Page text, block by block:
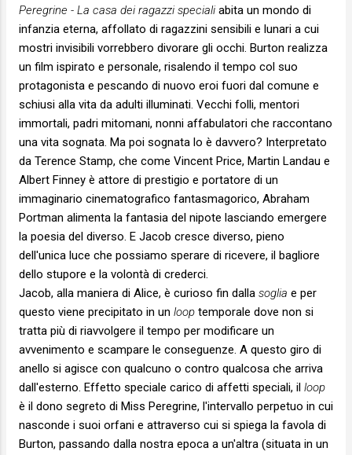
Peregrine - La casa dei ragazzi speciali abita un mondo di
infanzia eterna, affollato di ragazzini sensibili e lunari a cui
mostri invisibili vorrebbero divorare gli occhi. Burton realizza
un film ispirato e personale, risalendo il tempo col suo
protagonista e pescando di nuovo eroi fuori dal comune e
schiusi alla vita da adulti illuminati. Vecchi folli, mentori
immortali, padri mitomani, nonni affabulatori che raccontano
una vita sognata. Ma poi sognata lo è davvero? Interpretato
da Terence Stamp, che come Vincent Price, Martin Landau e
Albert Finney è attore di prestigio e portatore di un
immaginario cinematografico fantasmagorico, Abraham
Portman alimenta la fantasia del nipote lasciando emergere
la poesia del diverso. E Jacob cresce diverso, pieno
dell'unica luce che possiamo sperare di ricevere, il bagliore
dello stupore e la volontà di crederci.
Jacob, alla maniera di Alice, è curioso fin dalla soglia e per
questo viene precipitato in un loop temporale dove non si
tratta più di riavvolgere il tempo per modificare un
avvenimento e scampare le conseguenze. A questo giro di
anello si agisce con qualcuno o contro qualcosa che arriva
dall'esterno. Effetto speciale carico di affetti speciali, il loop
è il dono segreto di Miss Peregrine, l'intervallo perpetuo in cui
nasconde i suoi orfani e attraverso cui si spiega la favola di
Burton, passando dalla nostra epoca a un'altra (situata in un